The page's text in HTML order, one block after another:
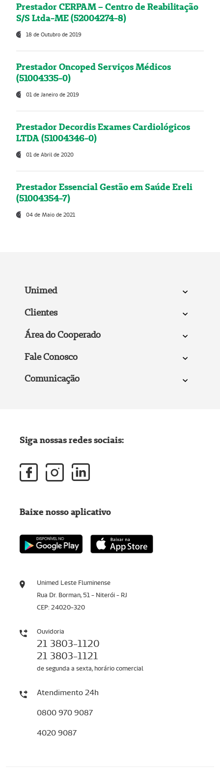
Prestador CERPAM – Centro de Reabilitação
S/S Ltda-ME (52004274-8)
18 de Outubro de 2019
Prestador Oncoped Serviços Médicos
(51004335-0)
01 de Janeiro de 2019
Prestador Decordis Exames Cardiológicos
LTDA (51004346-0)
01 de Abril de 2020
Prestador Essencial Gestão em Saúde Ereli
(51004354-7)
04 de Maio de 2021
Unimed
Clientes
Área do Cooperado
Fale Conosco
Comunicação
Unimed Leste Fluminense
Rua Dr. Borman, 51 - Niterói - RJ
CEP: 24020-320
Ouvidoria
21 3803-1120
21 3803-1121
de segunda a sexta, horário comercial
Atendimento 24h
0800 970 9087
4020 9087
Siga nossas redes sociais:
Baixe nosso aplicativo